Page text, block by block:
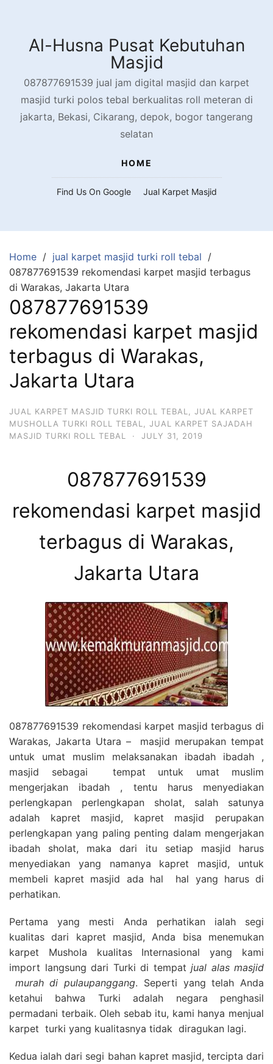
contentAl-Husna Pusat Kebutuhan
Masjid
087877691539 jual jam digital masjid dan karpet
masjid turki polos tebal berkualitas roll meteran di
jakarta, Bekasi, Cikarang, depok, bogor tangerang
selatan
HOME
Find Us On Google Jual Karpet Masjid
Home
jual karpet masjid turki roll tebal
087877691539 rekomendasi karpet masjid terbagus
di Warakas, Jakarta Utara
087877691539
rekomendasi karpet masjid
terbagus di Warakas,
Jakarta Utara
JUAL KARPET MASJID TURKI ROLL TEBAL
JUAL KARPET
MUSHOLLA TURKI ROLL TEBAL
JUAL KARPET SAJADAH
MASJID TURKI ROLL TEBAL
· JULY 31, 2019
087877691539
rekomendasi karpet masjid
terbagus di Warakas,
Jakarta Utara
087877691539 rekomendasi karpet masjid terbagus di
Warakas, Jakarta Utara – masjid merupakan tempat
untuk umat muslim melaksanakan ibadah ibadah ,
masjid sebagai tempat untuk umat muslim
mengerjakan ibadah , tentu harus menyediakan
perlengkapan perlengkapan sholat, salah satunya
adalah kapret masjid, kapret masjid perupakan
perlengkapan yang paling penting dalam mengerjakan
ibadah sholat, maka dari itu setiap masjid harus
menyediakan yang namanya kapret masjid, untuk
membeli kapret masjid ada hal hal yang harus di
perhatikan.
Pertama yang mesti Anda perhatikan ialah segi
kualitas dari kapret masjid, Anda bisa menemukan
karpet Mushola kualitas Internasional yang kami
import langsung dari Turki di tempat jual alas masjid
murah di pulaupanggang. Seperti yang telah Anda
ketahui bahwa Turki adalah negara penghasil
permadani terbaik. Oleh sebab itu, kami hanya menjual
karpet turki yang kualitasnya tidak diragukan lagi.
Kedua ialah dari segi bahan kapret masjid, tercipta dari